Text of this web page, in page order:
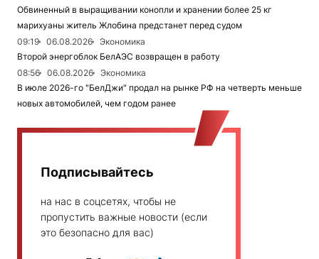
Обвиненный в выращивании конопли и хранении более 25 кг
марихуаны житель Жлобина предстанет перед судом
09:19
06.08.2026
Экономика
Второй энергоблок БелАЭС возвращен в работу
08:56
06.08.2026
Экономика
В июле 2026-го "БелДжи" продал на рынке РФ на четверть меньше
новых автомобилей, чем годом ранее
Подписывайтесь
на нас в соцсетях, чтобы не
пропустить важные новости (если
это безопасно для вас)